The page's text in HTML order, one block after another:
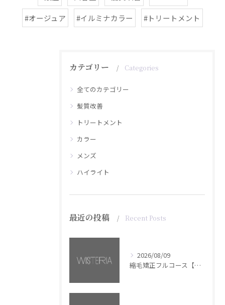
#オージュア
#イルミナカラー #トリートメント
カテゴリー Categories
全てのカテゴリー
髪質改善
トリートメント
カラー
メンズ
ハイライト
最近の投稿 Recent Posts
2026/08/09
縮毛矯正フルコース【銀座・美容室WISTERIA】